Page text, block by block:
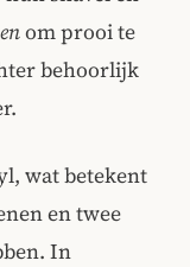
om prooi te
behoorlijk
wat betekent
en twee
In